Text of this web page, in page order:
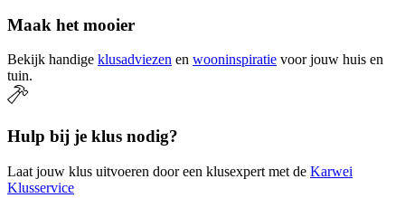
Maak het mooier
Bekijk handige klusadviezen en wooninspiratie voor jouw huis en
tuin.
Hulp bij je klus nodig?
Laat jouw klus uitvoeren door een klusexpert met de Karwei
Klusservice